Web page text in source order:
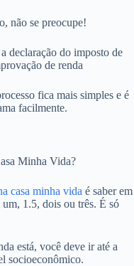
não se preocupe!
declaração do imposto de
de renda
fica mais simples e é
facilmente.
Minha Vida?
casa minha vida é saber em
1.5, dois ou três. É só
está, você deve ir até a
socioeconômico.